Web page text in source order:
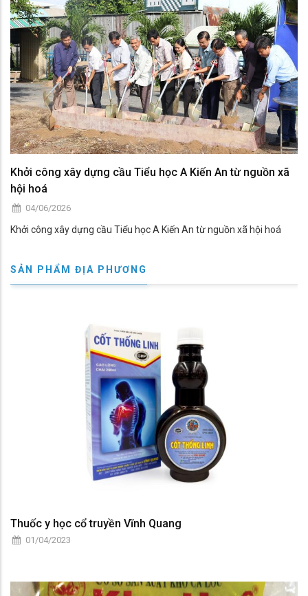
Khởi công xây dựng cầu Tiểu học A Kiến An từ nguồn xã
hội hoá
04/06/2026
Khởi công xây dựng cầu Tiểu học A Kiến An từ nguồn xã hội hoá
SẢN PHẨM ĐỊA PHƯƠNG
Thuốc y học cổ truyền Vĩnh Quang
01/04/2023